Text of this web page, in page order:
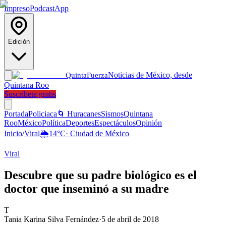
ImpresoPodcastApp
Edición
QuintaFuerzaNoticias de México, desde
Quintana Roo
Suscríbete gratis
PortadaPoliciaca 🌀 HuracanesSismosQuintana
RooMéxicoPolíticaDeportesEspectáculosOpinión
Inicio/Viral🌦️14°C· Ciudad de México
Viral
Descubre que su padre biológico es el
doctor que inseminó a su madre
T
Tania Karina Silva Fernández·5 de abril de 2018